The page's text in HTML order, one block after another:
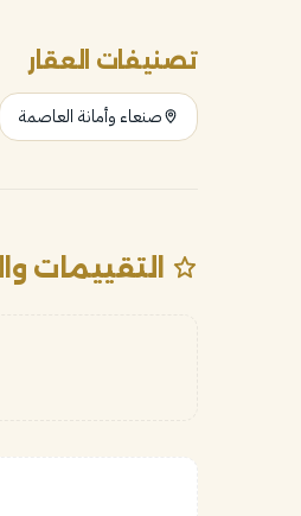
تصنيفات العقار
صنعاء وأمانة العاصمة
التقييمات